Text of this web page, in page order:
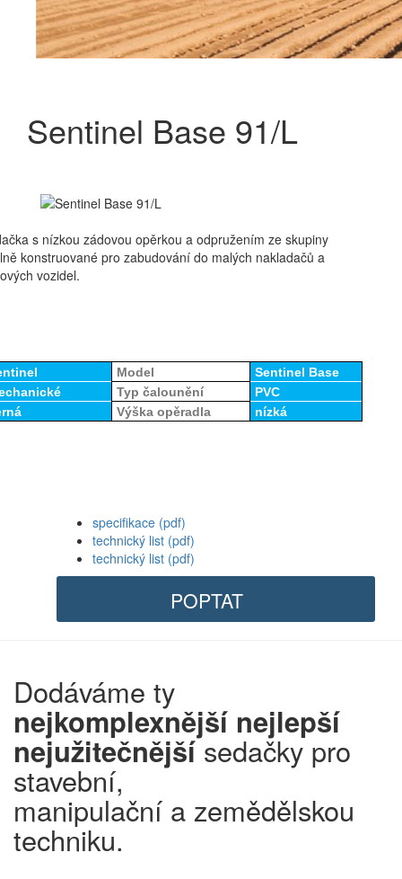
Sentinel Base 91/L
s nízkou zádovou opěrkou a odpružením ze skupiny
konstruované pro zabudování do malých nakladačů a
vozidel.
Model
Sentinel Base
Typ čalounění
PVC
Výška opěradla nízká
specifikace (pdf)
technický list (pdf)
technický list (pdf)
POPTAT
Dodáváme ty
nejkomplexnější nejlepší
nejužitečnější sedačky pro
stavební,
manipulační a zemědělskou
techniku.